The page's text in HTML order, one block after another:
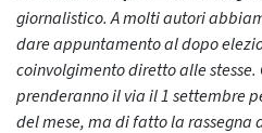
giornalistico. A molti autori
dare appuntamento al dopo
coinvolgimento diretto alle
prenderanno il via il 1 settembre
del mese, ma di fatto la rassegna